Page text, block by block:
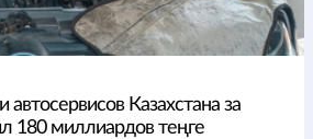
Казахстана за
180 миллиардов теңге